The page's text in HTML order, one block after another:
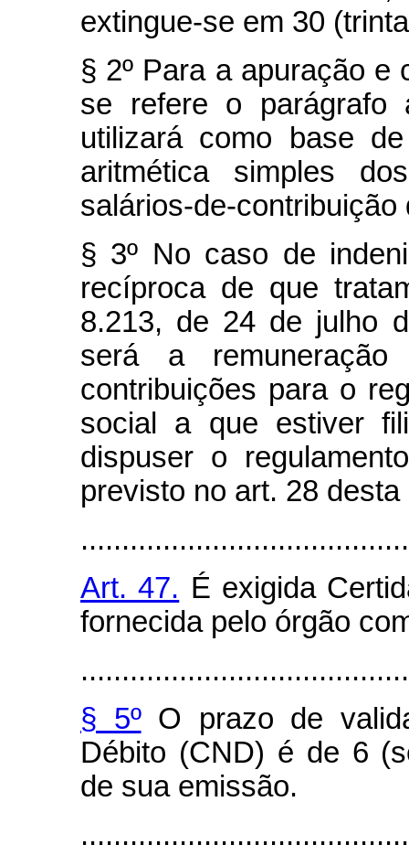
extingue-se em 30
§ 2º Para a apuração e
se refere o parágrafo
utilizará como base
aritmética simples
salários-de-contribuição
§ 3º No caso de
recíproca de que
8.213, de 24 de julho
será a
contribuições para o
social a que estiver
dispuser o
previsto no art. 28 desta
Art. 47. É exigida
fornecida pelo órgão
§ 5ºO prazo de
Débito (CND) é de 6
de sua emissão.